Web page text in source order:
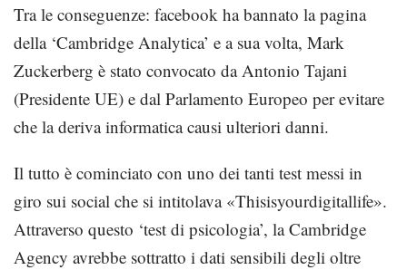
Tra le conseguenze: facebook ha bannato la pagina
della ‘Cambridge Analytica’ e a sua volta, Mark
Zuckerberg è stato convocato da Antonio Tajani
(Presidente UE) e dal Parlamento Europeo per evitare
che la deriva informatica causi ulteriori danni.
Il tutto è cominciato con uno dei tanti test messi in
giro sui social che si intitolava «Thisisyourdigitallife».
Attraverso questo ‘test di psicologia’, la Cambridge
Agency avrebbe sottratto i dati sensibili degli oltre